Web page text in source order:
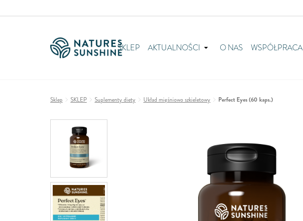
SKLEP AKTUALNOŚCI O NAS WSPÓŁPRACA
Sklep SKLEP Suplementy diety Układ mięśniowo szkieletowy Perfect Eyes (60 kaps.)